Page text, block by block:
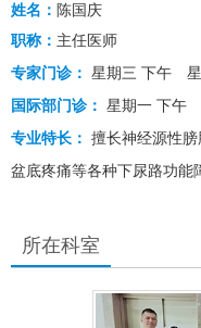
姓名： 陈国庆
职称： 主任医师
专家门诊： 星期三 下午
国际部门诊： 星期一 下午
专业特长： 擅长神经源性膀
盆底疼痛等各种下尿路功能
所在科室